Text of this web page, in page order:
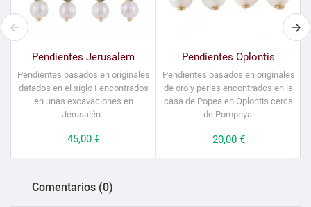
Pendientes Jerusalem
Pendientes basados en originales
datados en el siglo I encontrados
en unas excavaciones en
Jerusalén.
Precio
45,00 €
Pendientes Oplontis
Pendientes basados en originales
de oro y perlas encontrados en la
casa de Popea en Oplontis cerca
de Pompeya.
Precio
20,00 €
Comentarios (0)